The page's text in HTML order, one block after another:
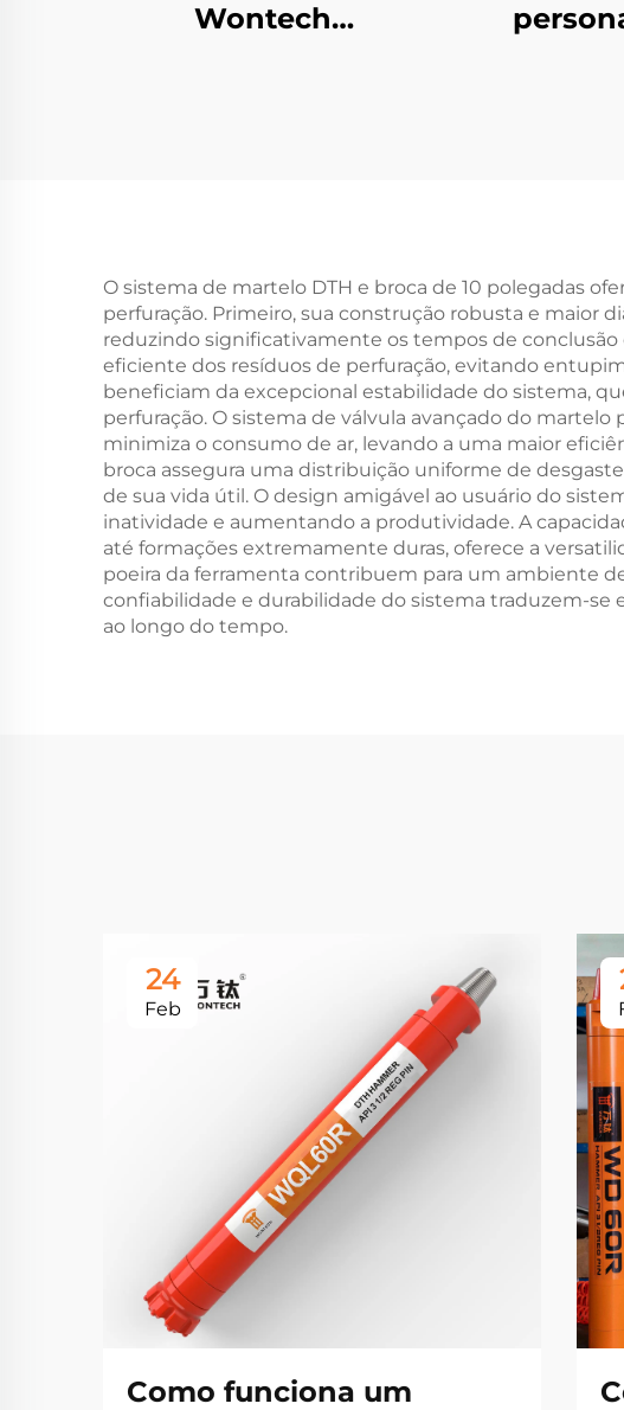
Wontech
O sistema de martelo DTH e broca de 10 polegadas
perfuração. Primeiro, sua construção robusta e maior
reduzindo significativamente os tempos de
eficiente dos resíduos de perfuração, evitando
beneficiam da excepcional estabilidade do sistema,
perfuração. O sistema de válvula avançado do
minimiza o consumo de ar, levando a uma maior
broca assegura uma distribuição uniforme de
de sua vida útil. O design amigável ao usuário do
inatividade e aumentando a produtividade. A
até formações extremamente duras, oferece a
poeira da ferramenta contribuem para um ambiente
confiabilidade e durabilidade do sistema traduzem-
ao longo do tempo.
24
Feb
Como funciona um